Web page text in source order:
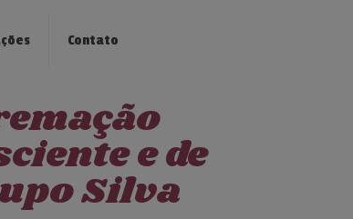
Contato
e de
Silva